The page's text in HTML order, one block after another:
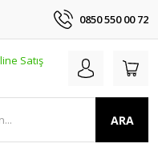
0850 550 00 72
ARA